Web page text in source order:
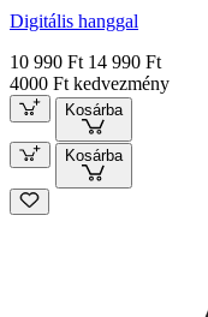
Digitális hanggal
10 990 Ft 14 990 Ft
4000 Ft kedvezmény
Kosárba
Kosárba